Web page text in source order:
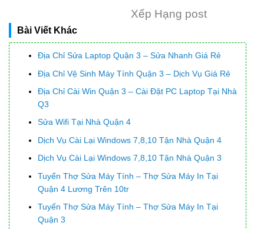
Xếp Hạng post
Bài Viết Khác
Địa Chỉ Sửa Laptop Quận 3 – Sửa Nhanh Giá Rẻ
Địa Chỉ Vệ Sinh Máy Tính Quận 3 – Dịch Vụ Giá Rẻ
Địa Chỉ Cài Win Quận 3 – Cài Đặt PC Laptop Tại Nhà
Q3
Sửa Wifi Tại Nhà Quận 4
Dịch Vụ Cài Lại Windows 7,8,10 Tận Nhà Quận 4
Dịch Vụ Cài Lại Windows 7,8,10 Tận Nhà Quận 3
Tuyển Thợ Sửa Máy Tính – Thợ Sửa Máy In Tại
Quận 4 Lương Trên 10tr
Tuyển Thợ Sửa Máy Tính – Thợ Sửa Máy In Tại
Quận 3